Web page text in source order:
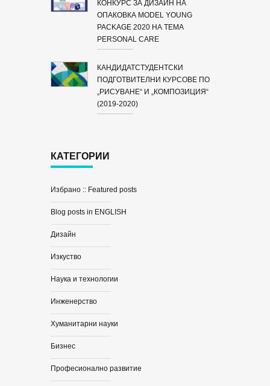
КОНКУРС ЗА ДИЗАЙН НА
ОПАКОВКА MODEL YOUNG
PACKAGE 2020 НА ТЕМА
PERSONAL CARE
КАНДИДАТСТУДЕНТСКИ
ПОДГОТВИТЕЛНИ КУРСОВЕ ПО
„РИСУВАНЕ“ И „КОМПОЗИЦИЯ“
(2019-2020)
КАТЕГОРИИ
Избрано :: Featured posts
Blog posts in ENGLISH
Дизайн
Изкуство
Наука и технологии
Инженерство
Хуманитарни науки
Бизнес
Професионално развитие